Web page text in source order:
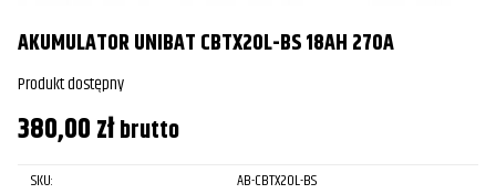
AKUMULATOR UNIBAT CBTX20L-BS 18AH 270A
Produkt dostępny
380,00złbrutto
SKU:
AB-CBTX20L-BS